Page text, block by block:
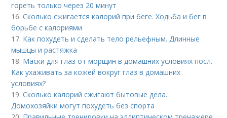
гореть только через 20 минут
16.Сколько сжигается калорий при беге. Ходьба и бег в
борьбе с калориями
17. Как похудеть и сделать тело рельефным. Длинные
мышцы и растяжка
18. Маски для глаз от морщин в домашних условиях посл.
Как ухаживать за кожей вокруг глаз в домашних
условиях?
19.Сколько калорий сжигают бытовые дела.
Домохозяйки могут похудеть без спорта